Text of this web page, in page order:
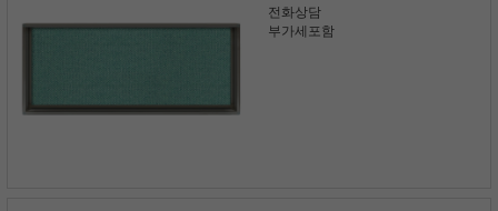
전화상담
부가세포함